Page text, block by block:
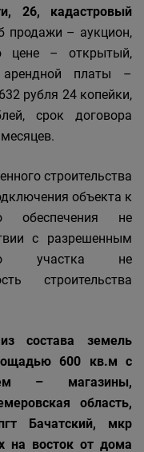
26, кадастровый
продажи – аукцион,
цене – открытый,
арендной платы –
рубля 24 копейки,
срок договора
строительства
объекта к
обеспечения не
с разрешенным
участка не
строительства
состава земель
600 кв.м с
– магазины,
область,
Бачатский, мкр
на восток от дома